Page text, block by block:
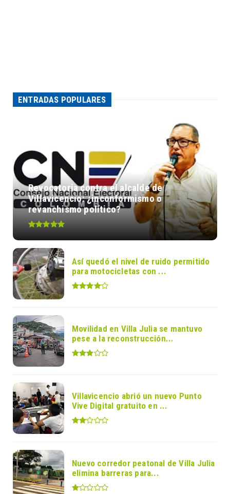
ENTRADAS POPULARES
Revocatoria contra el alcalde de
Villavicencio: ¿inconformismo o
revanchismo político?
Así quedó el nivel de ruido permitido
para motocicletas con ...
Movilidad en Villa Julia se mantuvo
pese a la reconstrucción...
Villavicencio abrió un nuevo Punto
Vive Digital gratuito en ...
Nuevo corredor peatonal de Villa Julia
elimina barreras para...